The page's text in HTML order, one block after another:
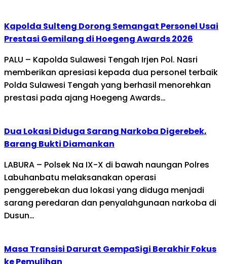
Kapolda Sulteng Dorong Semangat Personel Usai
Prestasi Gemilang di Hoegeng Awards 2026
PALU – Kapolda Sulawesi Tengah Irjen Pol. Nasri
memberikan apresiasi kepada dua personel terbaik
Polda Sulawesi Tengah yang berhasil menorehkan
prestasi pada ajang Hoegeng Awards…
Dua Lokasi Diduga Sarang Narkoba Digerebek,
Barang Bukti Diamankan
LABURA – Polsek Na IX-X di bawah naungan Polres
Labuhanbatu melaksanakan operasi
penggerebekan dua lokasi yang diduga menjadi
sarang peredaran dan penyalahgunaan narkoba di
Dusun…
Masa Transisi Darurat GempaSigi Berakhir Fokus